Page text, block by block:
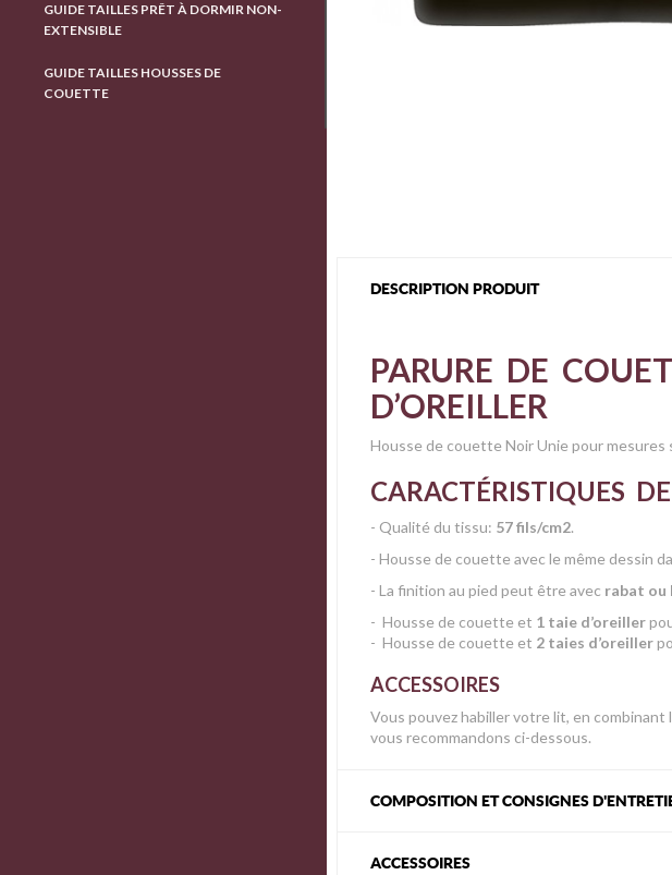
GUIDE TAILLES PRÊT À DORMIR NON-
EXTENSIBLE
GUIDE TAILLES HOUSSES DE
COUETTE
DESCRIPTION PRODUIT
PARURE DE
D’OREILLER
Housse de couette Noir Unie pour
CARACTÉRISTIQUES
- Qualité du tissu: 57 fils/cm2.
- Housse de couette avec le même dessin
- La finition au pied peut être avec rabat ou
- Housse de couette et 1 taie d’oreiller
- Housse de couette et 2 taies d’oreiller
ACCESSOIRES
Vous pouvez habiller votre lit, en
vous recommandons ci-dessous.
COMPOSITION ET CONSIGNES
ACCESSOIRES